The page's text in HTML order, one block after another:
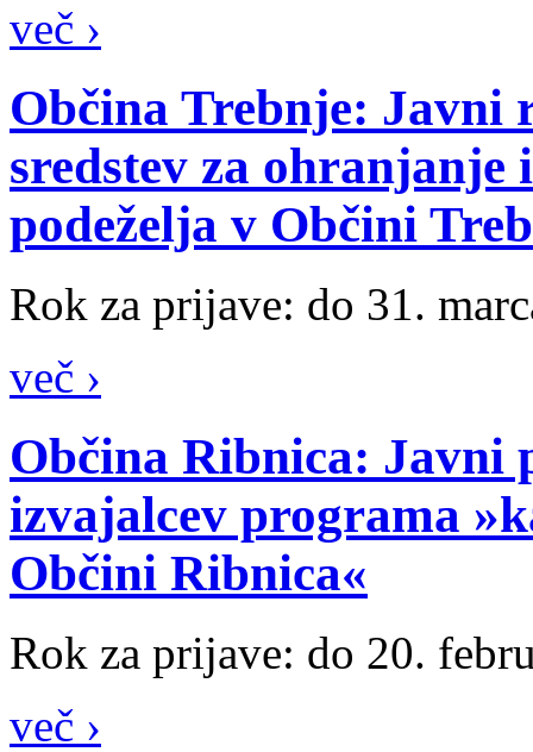
več ›
Občina Trebnje: Javni
sredstev za
podeželja v Občini
Rok za prijave: do 31.
več ›
Občina Ribnica: Javni
izvajalcev programa
Občini Ribnica«
Rok za prijave: do 20.
več ›